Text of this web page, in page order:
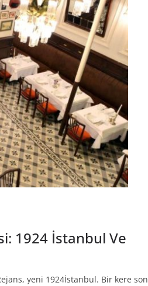
1924 İstanbul Ve
yeni 1924İstanbul. Bir kere son